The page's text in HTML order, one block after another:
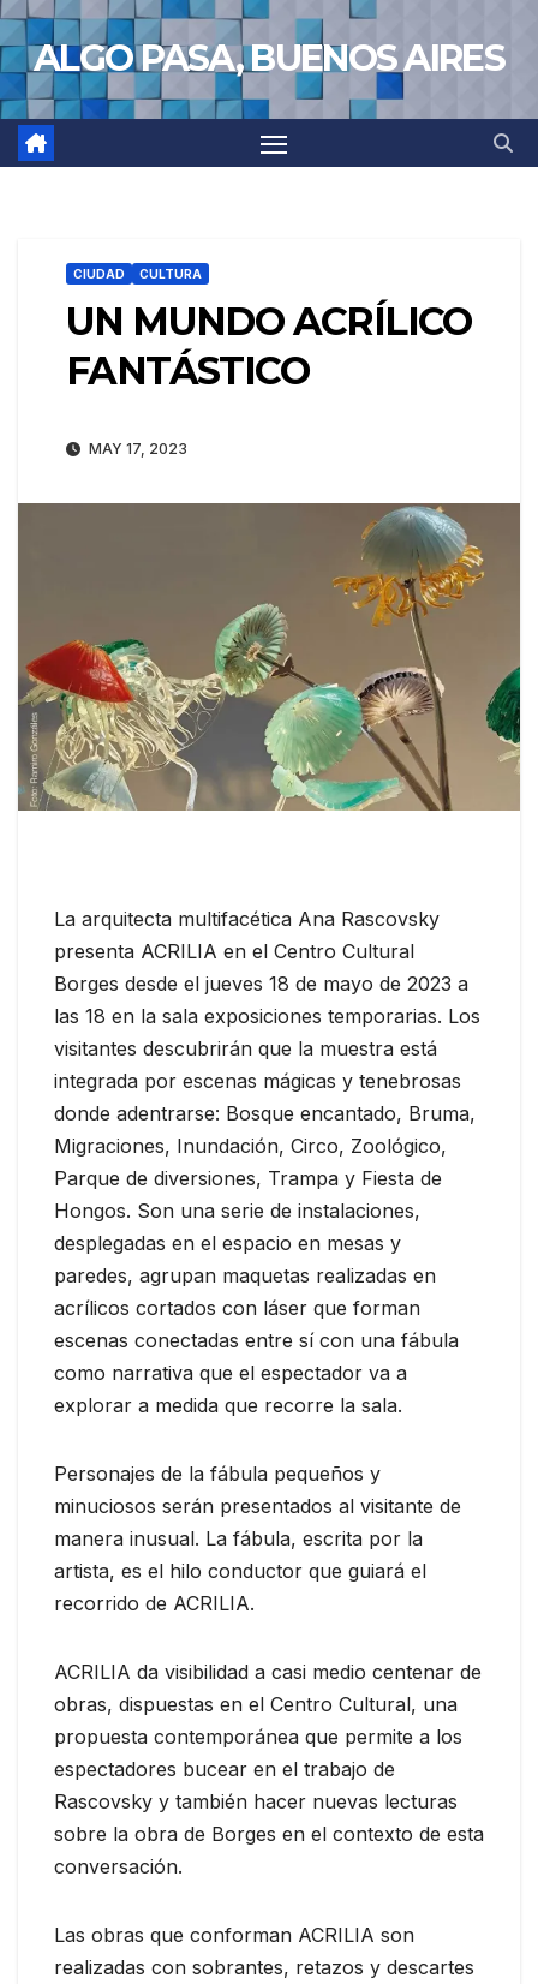
Saltar
al
contenido
ALGO PASA, BUENOS AIRES
CIUDAD CULTURA
UN MUNDO ACRÍLICO
FANTÁSTICO
MAY 17, 2023
La arquitecta multifacética Ana Rascovsky
presenta ACRILIA en el Centro Cultural
Borges desde el jueves 18 de mayo de 2023 a
las 18 en la sala exposiciones temporarias. Los
visitantes descubrirán que la muestra está
integrada por escenas mágicas y tenebrosas
donde adentrarse: Bosque encantado, Bruma,
Migraciones, Inundación, Circo, Zoológico,
Parque de diversiones, Trampa y Fiesta de
Hongos. Son una serie de instalaciones,
desplegadas en el espacio en mesas y
paredes, agrupan maquetas realizadas en
acrílicos cortados con láser que forman
escenas conectadas entre sí con una fábula
como narrativa que el espectador va a
explorar a medida que recorre la sala.
Personajes de la fábula pequeños y
minuciosos serán presentados al visitante de
manera inusual. La fábula, escrita por la
artista, es el hilo conductor que guiará el
recorrido de ACRILIA.
ACRILIA da visibilidad a casi medio centenar de
obras, dispuestas en el Centro Cultural, una
propuesta contemporánea que permite a los
espectadores bucear en el trabajo de
Rascovsky y también hacer nuevas lecturas
sobre la obra de Borges en el contexto de esta
conversación.
Las obras que conforman ACRILIA son
realizadas con sobrantes, retazos y descartes